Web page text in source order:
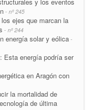
y los eventos
- nº 245
ejes que marcan la
- nº 244
energía solar y eólica -
Esta energía podría ser
en Aragón con
la mortalidad de
de última